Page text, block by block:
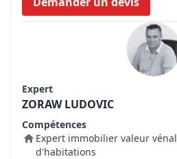
Expert
ZORAW LUDOVIC
Compétences
Expert immobilier valeur
d'habitations